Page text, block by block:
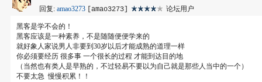
回复: amao3273 [amao3273] 论坛用户
黑客是学不会的！
黑客应该是一种素养，不是随随便便学来的
就好象人家说男人非要到30岁以后才能成熟的道理一样
你必须要经历 很多事 一个很长的过程 才能到达目的地
（当然也有类人是早熟的，不过轻易不要以为自己就是那些人当中的一个）
不要太急 慢慢积累！！